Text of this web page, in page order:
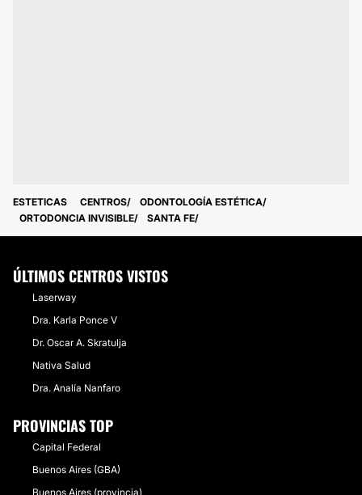
ESTETICAS CENTROS
ODONTOLOGÍA ESTÉTICA
ORTODONCIA INVISIBLE
SANTA FE
ÚLTIMOS CENTROS VISTOS
Laserway
Dra. Karla Ponce V
Dr. Oscar A. Skratulja
Nativa Salud
Dra. Analía Nanfaro
PROVINCIAS TOP
Capital Federal
Buenos Aires (GBA)
Buenos Aires (provincia)